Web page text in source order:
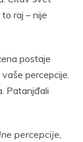
raj – nije
postaje
percepcije.
Patanjđali
percepcije,